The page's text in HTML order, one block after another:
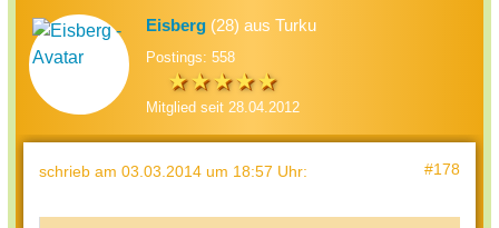
Eisberg (28) aus Turku
Postings: 558
Mitglied seit 28.04.2012
schrieb am 03.03.2014 um 18:57 Uhr: #178